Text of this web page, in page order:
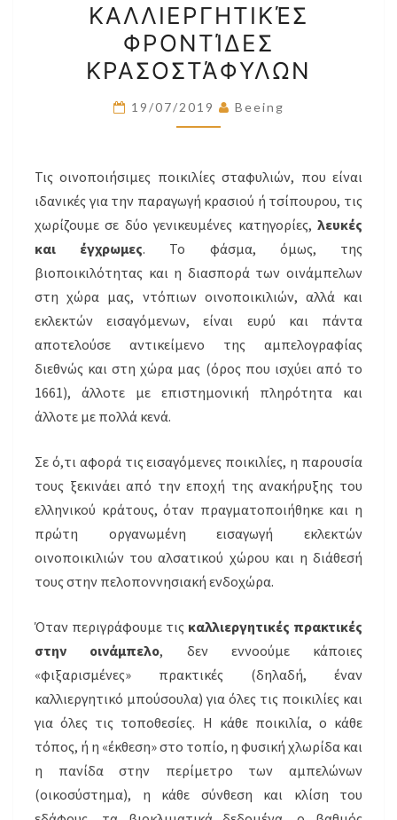
ΦΡΟΝΤΊΔΕΣ
ΚΡΑΣΟΣΤΆΦΥΛΩΝ
ΚΑΛΛΙΕΡΓΗΤΙΚΈΣ
ΦΡΟΝΤΊΔΕΣ
ΚΡΑΣΟΣΤΆΦΥΛΩΝ
19/07/2019 Beeing
Τις οινοποιήσιμες ποικιλίες σταφυλιών, που είναι
ιδανικές για την παραγωγή κρασιού ή τσίπουρου, τις
χωρίζουμε σε δύο γενικευμένες κατηγορίες, λευκές
και έγχρωμες. Το φάσμα, όμως, της
βιοποικιλότητας και η διασπορά των οινάμπελων
στη χώρα μας, ντόπιων οινοποικιλιών, αλλά και
εκλεκτών εισαγόμενων, είναι ευρύ και πάντα
αποτελούσε αντικείμενο της αμπελογραφίας
διεθνώς και στη χώρα μας (όρος που ισχύει από το
1661), άλλοτε με επιστημονική πληρότητα και
άλλοτε με πολλά κενά.
Σε ό,τι αφορά τις εισαγόμενες ποικιλίες, η παρουσία
τους ξεκινάει από την εποχή της ανακήρυξης του
ελληνικού κράτους, όταν πραγματοποιήθηκε και η
πρώτη οργανωμένη εισαγωγή εκλεκτών
οινοποικιλιών του αλσατικού χώρου και η διάθεσή
τους στην πελοποννησιακή ενδοχώρα.
Όταν περιγράφουμε τις καλλιεργητικές πρακτικές
στην οινάμπελο, δεν εννοούμε κάποιες
«φιξαρισμένες» πρακτικές (δηλαδή, έναν
καλλιεργητικό μπούσουλα) για όλες τις ποικιλίες και
για όλες τις τοποθεσίες. Η κάθε ποικιλία, ο κάθε
τόπος, ή η «έκθεση» στο τοπίο, η φυσική χλωρίδα και
η πανίδα στην περίμετρο των αμπελώνων
(οικοσύστημα), η κάθε σύνθεση και κλίση του